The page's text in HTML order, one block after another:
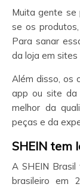
Muita gente se
se os
Para sanar
da loja em sites
Além disso, os
app ou site da
melhor da
peças e da
SHEIN tem
A SHEIN
brasileiro em